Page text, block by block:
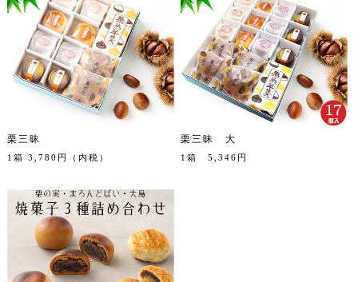
栗三昧
1箱 3,780円（内税）
栗三昧 大
1箱 5,346円